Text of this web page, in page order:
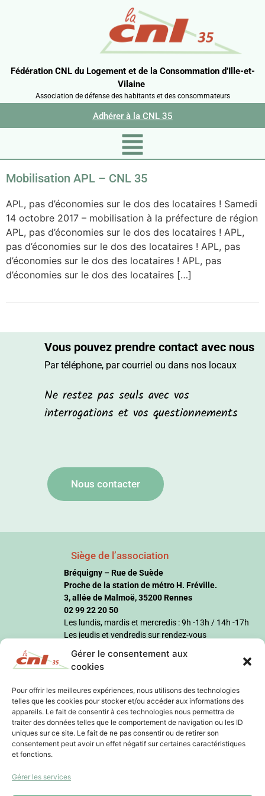
Gérer le consentement aux
cookies
Pour offrir les meilleures expériences, nous utilisons des technologies
telles que les cookies pour stocker et/ou accéder aux informations des
appareils. Le fait de consentir à ces technologies nous permettra de
traiter des données telles que le comportement de navigation ou les ID
uniques sur ce site. Le fait de ne pas consentir ou de retirer son
consentement peut avoir un effet négatif sur certaines caractéristiques
et fonctions.
Gérer les services
Fédération CNL du Logement et de la Consommation d’Ille-et-
Vilaine
Association de défense des habitants et des consommateurs
Adhérer à la CNL 35
Mobilisation APL – CNL 35
APL, pas d’économies sur le dos des locataires ! Samedi
14 octobre 2017 – mobilisation à la préfecture de région
APL, pas d’économies sur le dos des locataires ! APL,
pas d’économies sur le dos des locataires ! APL, pas
d’économies sur le dos des locataires ! APL, pas
d’économies sur le dos des locataires […]
Vous pouvez prendre contact avec nous
Par téléphone, par courriel ou dans nos locaux
Ne restez pas seuls avec vos
interrogations et vos questionnements
Nous contacter
Siège de l’association
Bréquigny – Rue de Suède
Proche de la station de métro H. Fréville.
3, allée de Malmoë, 35200 Rennes
02 99 22 20 50
Les lundis, mardis et mercredis : 9h -13h / 14h -17h
Les jeudis et vendredis sur rendez-vous